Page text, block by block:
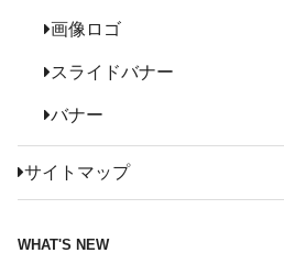
画像ロゴ
スライドバナー
バナー
サイトマップ
WHAT'S NEW